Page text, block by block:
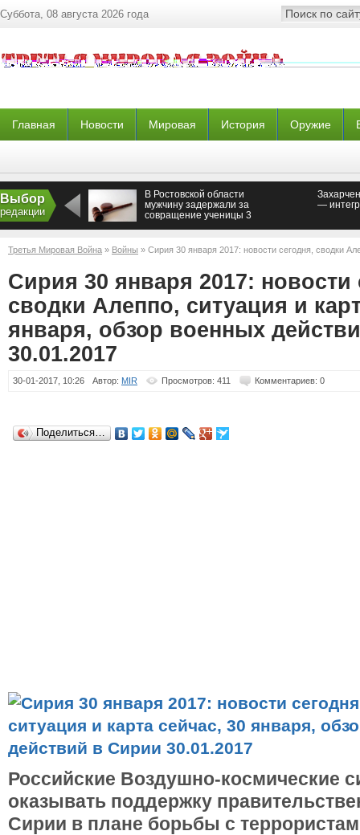
Суббота, 08 августа 2026 года
Главная Новости Мировая История Оружие
Выбор
редакции
В Ростовской области
мужчину задержали за
совращение ученицы 3
—
Третья Мировая Война » Войны » Сирия 30 января 2017: новости сегодня, сводки
января, обзор военных действий в Сирии 30.01.2017
Сирия 30 января 2017: новости
сводки Алеппо, ситуация и
января, обзор военных
30.01.2017
30-01-2017, 10:26 Автор: MIR Просмотров: 411 Комментариев: 0
Поделиться…
Российские Воздушно-космические
оказывать поддержку
Сирии в плане борьбы с